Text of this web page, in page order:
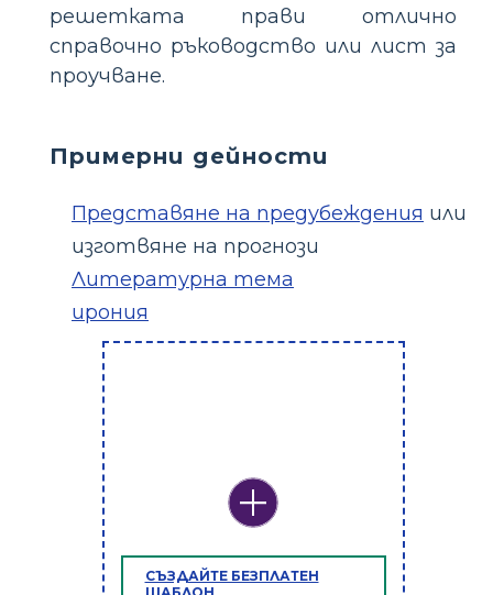
решетката прави отлично
справочно ръководство или лист за
проучване.
Примерни дейности
Представяне на предубеждения или
изготвяне на прогнози
Литературна тема
ирония
СЪЗДАЙТЕ БЕЗПЛАТЕН